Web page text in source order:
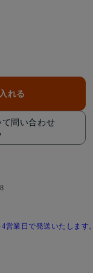
れる
て問い合わせ
営業日で発送いたします。